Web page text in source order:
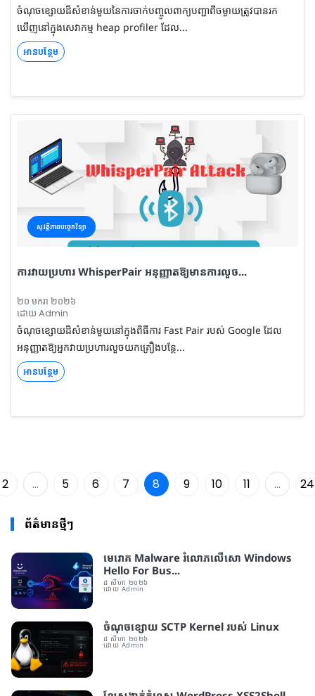
ចំណុចខ្សោយដ៏សំខាន់មួយនៃការចាក់បញ្ចូលពាក្យបញ្ជាពីចម្ងាយត្រូវបានរក
ឃើញនៅក្នុងសេវាកម្ម heap profiler ដែល...
អានបន្ថែម
សុវត្តិភាពបច្ចេកវិទ្យា
ការវាយប្រហារ WhisperPair អនុញ្ញាតឱ្យមានការលួច...
២០ មករា ២០២៦
ដោយ Admin
ចំណុចខ្សោយដ៏សំខាន់មួយនៅក្នុងពិធីការ Fast Pair របស់ Google ដែល
អនុញ្ញាតឱ្យអ្នកវាយប្រហារលួចយកគ្រឿងបន្ថែ...
អានបន្ថែម
2 ... 5 6 7 8 9 10 11 ... 24
ព័ត៌មានថ្មីៗ
មេរោគ Malware រំលោភលើសោ Windows
Hello For Bus...
៨ សីហា ២០២៦
ដោយ Admin
ចំណុចខ្សោយ SCTP Kernel របស់ Linux
៨ សីហា ២០២៦
ដោយ Admin